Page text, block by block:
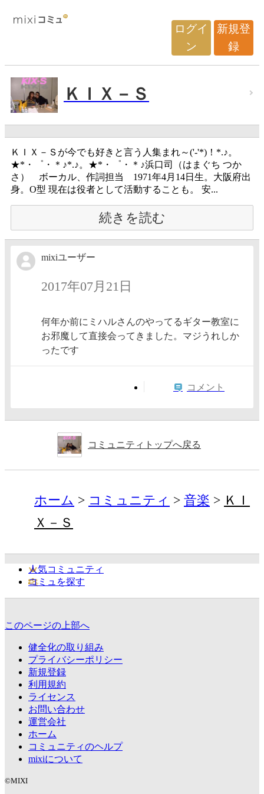
ログイ
ン
新規登
録
ＫＩＸ－Ｓ
ＫＩＸ－Ｓが今でも好きと言う人集まれ～('-'*)！*.♪。
★*・゜・＊♪*.♪。★*・゜・＊♪浜口司（はまぐち つか
さ） ボーカル、作詞担当 1971年4月14日生。大阪府出
身。O型 現在は役者として活動することも。 安...
続きを読む
mixiユーザー
2017年07月21日
何年か前にミハルさんのやってるギター教室に
お邪魔して直接会ってきました。マジうれしか
ったです
コメント
コミュニティトップへ戻る
ホーム コミュニティ 音楽
ＫＩ
Ｘ－Ｓ
人気コミュニティ
コミュを探す
このページの上部へ
健全化の取り組み
プライバシーポリシー
新規登録
利用規約
ライセンス
お問い合わせ
運営会社
ホーム
コミュニティのヘルプ
mixiについて
©MIXI